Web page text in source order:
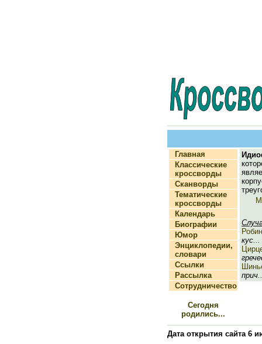
Главная
Классические
кроссворды
Сканворды
Тематические
кроссворды
Календарь
Биографии
Юмор
Энциклопедии,
словари
Ссылки
Рассылка
Сотрудничество
Сегодня
родились...
кус...
Дата открытия сайта 6